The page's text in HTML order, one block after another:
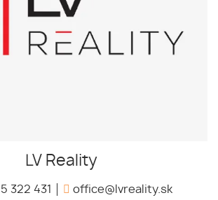
LV Reality
322 431
office@lvreality.sk